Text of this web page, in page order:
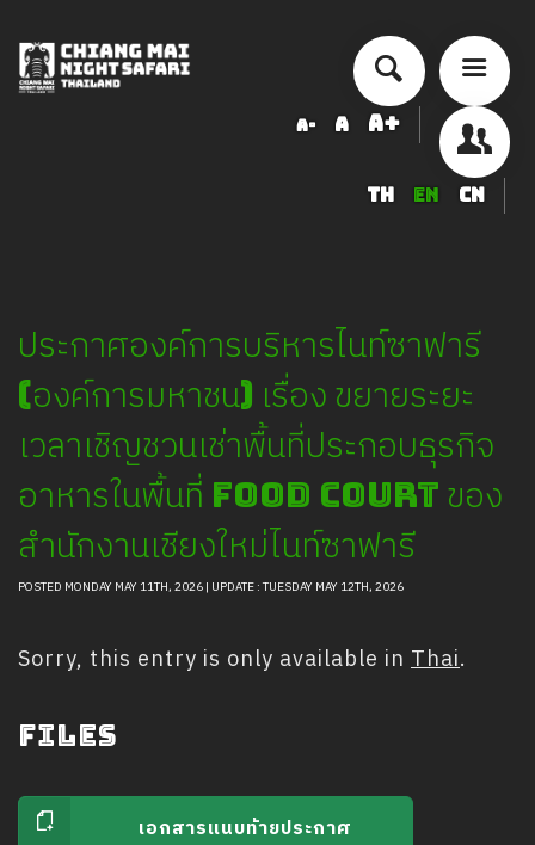
A- A A+
TH EN CN
Activity Schedule
Accommodation
Seminar & Meeting Rooms
Food And Beverage
Souvenir Shop
Safety And Support Services
Animal information
Job recruitment news
ประกาศองค์การบริหารไนท์ซาฟารี
(องค์การมหาชน) เรื่อง ขยายระยะ
เวลาเชิญชวนเช่าพื้นที่ประกอบธุรกิจ
อาหารในพื้นที่ Food Court ของ
สำนักงานเชียงใหม่ไนท์ซาฟารี
POSTED MONDAY MAY 11TH, 2026 | UPDATE : TUESDAY MAY 12TH, 2026
Sorry, this entry is only available in Thai.
Files
เอกสารแนบท้ายประกาศ